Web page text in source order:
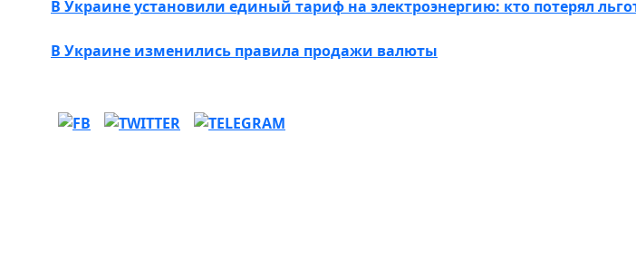
В Украине установили единый тариф на электроэнергию: кто потерял
В Украине изменились правила продажи валюты